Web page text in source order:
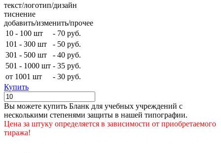
текст/логотип/дизайн
тиснение
добавить/изменить/прочее
10 - 100 шт
- 70 руб.
101 - 300 шт
- 50 руб.
301 - 500 шт
- 40 руб.
501 - 1000 шт - 35 руб.
от 1001 шт
- 30 руб.
Купить
Вы можете купить Бланк для учебных учреждений с
несколькими степенями защиты в нашей типографии.
Цена за штуку определяется в зависимости от приобретаемого
тиража!